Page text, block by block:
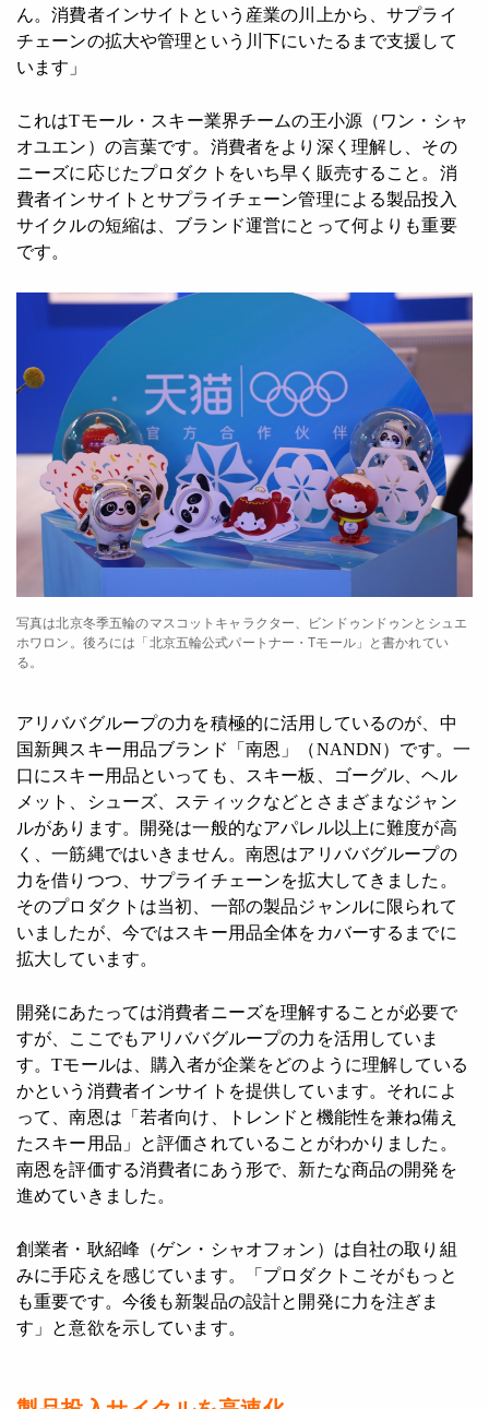
ん。消費者インサイトという産業の川上から、サプライ
チェーンの拡大や管理という川下にいたるまで支援して
います」
これはTモール・スキー業界チームの王小源（ワン・シャ
オユエン）の言葉です。消費者をより深く理解し、その
ニーズに応じたプロダクトをいち早く販売すること。消
費者インサイトとサプライチェーン管理による製品投入
サイクルの短縮は、ブランド運営にとって何よりも重要
です。
写真は北京冬季五輪のマスコットキャラクター、ビンドゥンドゥンとシュエ
ホワロン。後ろには「北京五輪公式パートナー・Tモール」と書かれてい
る。
アリババグループの力を積極的に活用しているのが、中
国新興スキー用品ブランド「南恩」（NANDN）です。一
口にスキー用品といっても、スキー板、ゴーグル、ヘル
メット、シューズ、スティックなどとさまざまなジャン
ルがあります。開発は一般的なアパレル以上に難度が高
く、一筋縄ではいきません。南恩はアリババグループの
力を借りつつ、サプライチェーンを拡大してきました。
そのプロダクトは当初、一部の製品ジャンルに限られて
いましたが、今ではスキー用品全体をカバーするまでに
拡大しています。
開発にあたっては消費者ニーズを理解することが必要で
すが、ここでもアリババグループの力を活用していま
す。Tモールは、購入者が企業をどのように理解している
かという消費者インサイトを提供しています。それによ
って、南恩は「若者向け、トレンドと機能性を兼ね備え
たスキー用品」と評価されていることがわかりました。
南恩を評価する消費者にあう形で、新たな商品の開発を
進めていきました。
創業者・耿紹峰（ゲン・シャオフォン）は自社の取り組
みに手応えを感じています。「プロダクトこそがもっと
も重要です。今後も新製品の設計と開発に力を注ぎま
す」と意欲を示しています。